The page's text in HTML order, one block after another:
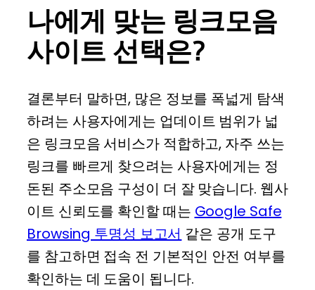
나에게 맞는 링크모음
사이트 선택은?
결론부터 말하면, 많은 정보를 폭넓게 탐색
하려는 사용자에게는 업데이트 범위가 넓
은 링크모음 서비스가 적합하고, 자주 쓰는
링크를 빠르게 찾으려는 사용자에게는 정
돈된 주소모음 구성이 더 잘 맞습니다. 웹사
이트 신뢰도를 확인할 때는 Google Safe
Browsing 투명성 보고서 같은 공개 도구
를 참고하면 접속 전 기본적인 안전 여부를
확인하는 데 도움이 됩니다.